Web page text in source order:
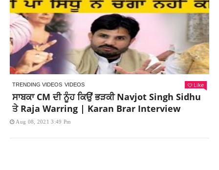
TRENDING VIDEOS VIDEOS Like
ਸਾਬਕਾ CM ਦੀ ਨੂੰਹ ਕਿਉਂ ਭੜਕੀ Navjot Singh Sidhu
ਤੇ Raja Warring | Karan Brar Interview
Aug 08, 2021 3:49 Pm